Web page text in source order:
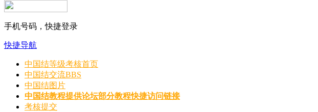
手机号码，快捷登录
快捷导航
中国结等级考核首页
中国结交流BBS
中国结图片
中国结教程提供论坛部分教程快捷访问链接
考核提交